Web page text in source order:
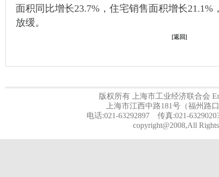
面积同比增长23.7%，住宅销售面积增长
放缓。
[返回]
版权所有 上海市工业经济联合会
上海市江西中路181号（福州路
电话:021-63292897 传真:021-
copyright@2008,All